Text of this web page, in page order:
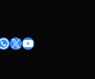
X YouTube